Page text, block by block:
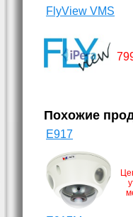
FlyView VMS
Похожие
E917